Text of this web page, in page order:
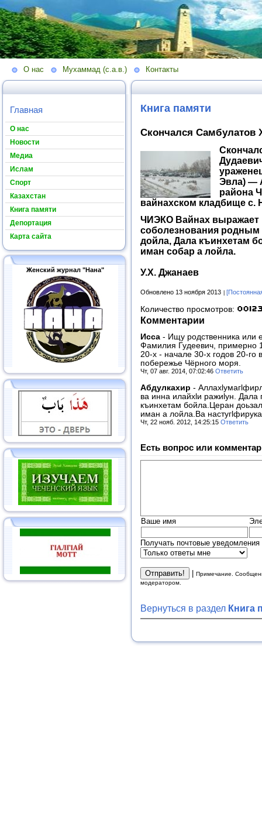
О нас Мухаммад (с.а.в.) Контакты
Главная
О нас
Новости
Медиа
Ислам
Спорт
Казахстан
Книга памяти
Депортация
Карта сайта
Женский журнал "Нана"
Книга памяти
Скончался Самбулатов
Эвла) —
района
вайнахском кладбище с.
ЧИЭКО Вайнах выражает
соболезнования родным
дойла, Дала къинхетам
иман собар а лойла.
У.Х. Джанаев
Обновлено 13 ноября 2013
Количество просмотров:
Комментарии
Исса - Ищу родственника или
Фамилия Гудеевич, примерно
20-х - начале 30-х годов 20-го
побережье Чёрного моря.
Чт, 07 авг. 2014, 07:02:46 Ответить
Абдулкахир -
ва инна илайхlи ражиlун. Дала
къинхетам бойла.Церан
иман а лойла.Ва
Чт, 22 нояб. 2012, 14:25:15 Ответить
Есть вопрос или
Ваше имя
Получать почтовые уведомления
Примечание.
модератором.
Вернуться в раздел Книга